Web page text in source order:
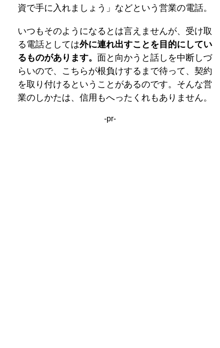
資で手に入れましょう」などという営業の電話。
いつもそのようになるとは言えませんが、受け取
る電話としては外に連れ出すことを目的にしてい
るものがあります。 面と向かうと話しを中断しづ
らいので、こちらが根負けするまで待って、契約
を取り付けるということがあるのです。そんな営
業のしかたは、信用もへったくれもありません。
-pr-